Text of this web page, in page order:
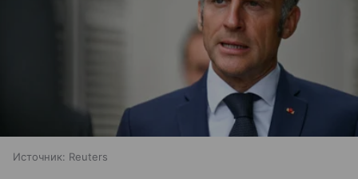
Источник: Reuters